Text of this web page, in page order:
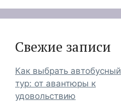
Свежие записи
Как выбрать автобусный
тур: от авантюры к
удовольствию